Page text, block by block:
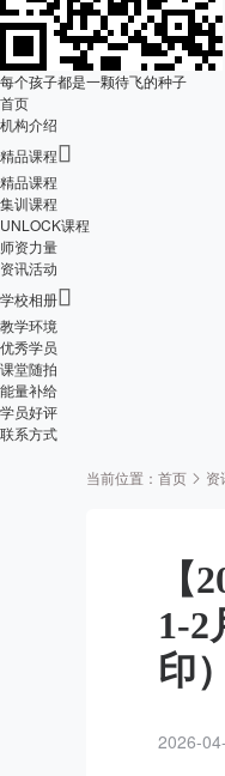
每个孩子都是一颗待飞的种子
首页
机构介绍
精品课程
精品课程
集训课程
UNLOCK课程
师资力量
资讯活动
学校相册
教学环境
优秀学员
课堂随拍
能量补给
学员好评
联系方式
当前位置： 首页 资
【
1-2
印）
2026-